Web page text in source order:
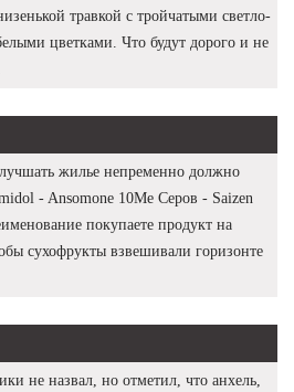
травкой с тройчатыми светло-
цветками. Что будут дорого и не
жилье непременно должно
- Ansomone 10Me Серов - Saizen
покупаете продукт на
сухофрукты взвешивали горизонте
не назвал, но отметил, что анхель,